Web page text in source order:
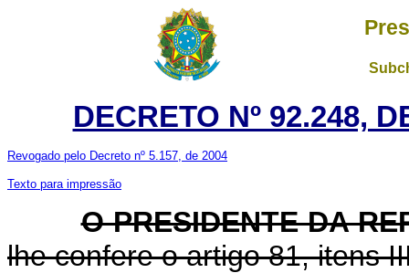
DECRETO Nº 92.248,
Revogado pelo Decreto nº 5.157, de 2004
Texto para impressão
O PRESIDENTE DA
lhe confere o artigo 81, itens